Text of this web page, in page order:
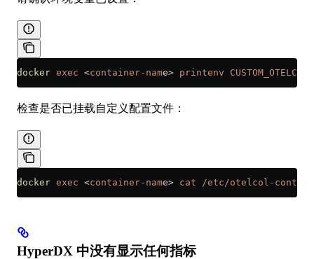
docker exec <container-name> printenv
检查是否已挂载自定义配置文件：
docker exec <container-name> cat /etc/otelcol-
HyperDX 中没有显示任何指标